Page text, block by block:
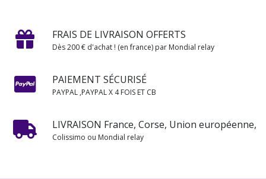
FRAIS DE LIVRAISON OFFERTS
Dès 200 € d'achat ! (en france) par Mondial relay
PAIEMENT SÉCURISÉ
PAYPAL ,PAYPAL X 4 FOIS ET CB
LIVRAISON France, Corse, Union européenne,
Colissimo ou Mondial relay